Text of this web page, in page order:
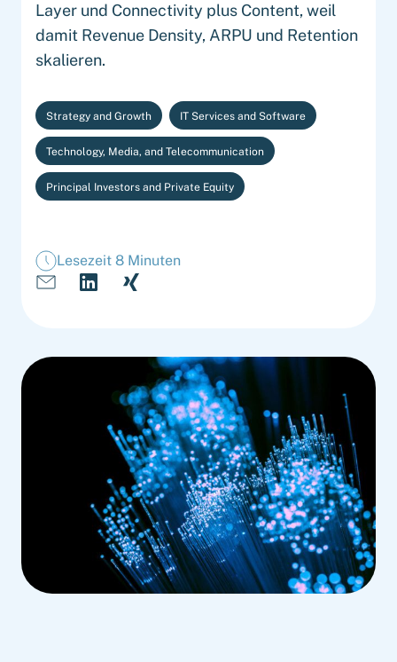
Layer und Connectivity plus Content, weil
damit Revenue Density, ARPU und Retention
skalieren.
Strategy and Growth IT Services and Software
Technology, Media, and Telecommunication
Principal Investors and Private Equity
Lesezeit 8 Minuten